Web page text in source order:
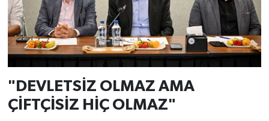
"DEVLETSİZ OLMAZ AMA
ÇİFTÇİSİZ HİÇ OLMAZ"